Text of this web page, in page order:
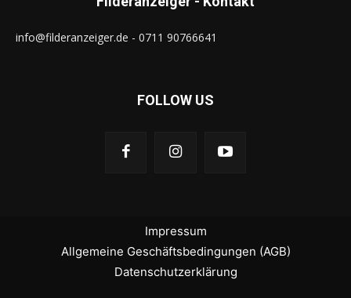
info@filderanzeiger.de - 0711 90766641
FOLLOW US
Impressum
Allgemeine Geschäftsbedingungen (AGB)
Datenschutzerklärung